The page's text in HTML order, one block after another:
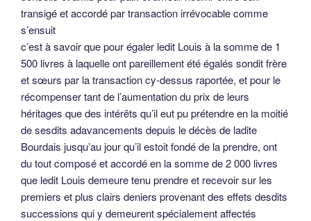
transigé et accordé par transaction irrévocable comme
s’ensuit
c’est à savoir que pour égaler ledit Louis à la somme de 1
500 livres à laquelle ont pareillement été égalés sondit frère
et sœurs par la transaction cy-dessus raportée, et pour le
récompenser tant de l’aumentation du prix de leurs
héritages que des intérêts qu’il eut pu prétendre en la moitié
de sesdits adavancements depuis le décès de ladite
Bourdais jusqu’au jour qu’il estoit fondé de la prendre, ont
du tout composé et accordé en la somme de 2 000 livres
que ledit Louis demeure tenu prendre et recevoir sur les
premiers et plus clairs deniers provenant des effets desdits
successions qui y demeurent spécialement affectés